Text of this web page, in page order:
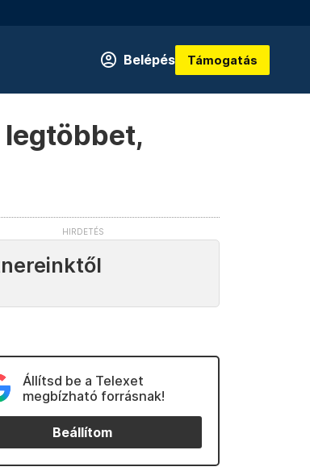
Belépés Támogatás
legtöbbet,
Állítsd be a Telexet
megbízható forrásnak!
Beállítom